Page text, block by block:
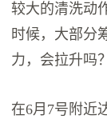
较大的清洗动
时候，大部分
力，会拉升吗
在6月7号附近